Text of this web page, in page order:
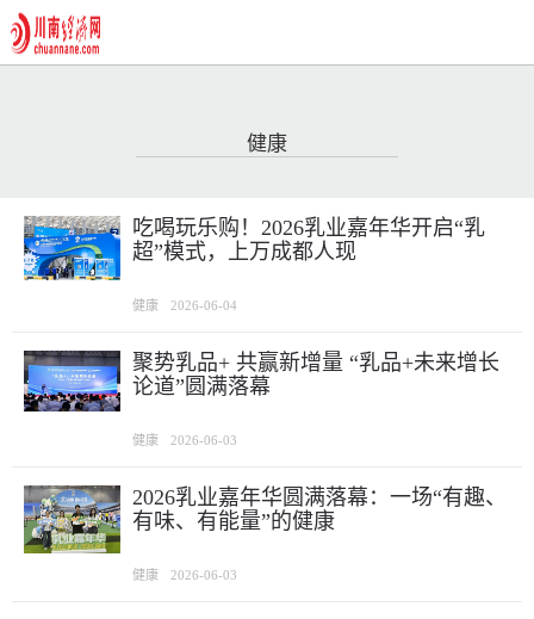
健康
吃喝玩乐购！2026乳业嘉年华开启“乳
超”模式，上万成都人现
健康 2026-06-04
聚势乳品+ 共赢新增量 “乳品+未来增长
论道”圆满落幕
健康 2026-06-03
2026乳业嘉年华圆满落幕：一场“有趣、
有味、有能量”的健康
健康 2026-06-03